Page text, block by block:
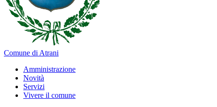
Comune di Atrani
Amministrazione
Novità
Servizi
Vivere il comune